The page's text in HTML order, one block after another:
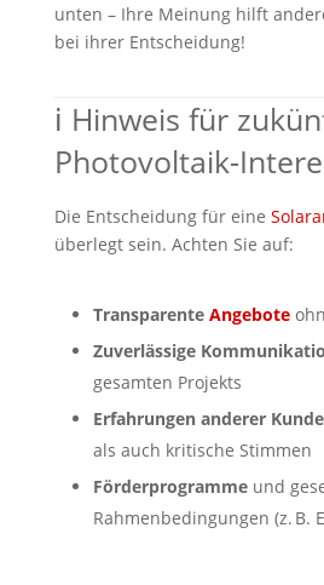
unten – Ihre Meinung hilft
bei ihrer Entscheidung!
ℹ️ Hinweis für
Photovoltaik-
Die Entscheidung für eine
überlegt sein. Achten Sie auf:
Transparente Angebote
Zuverlässige
gesamten Projekts
Erfahrungen anderer
als auch kritische Stimmen
Förderprogrammeund
Rahmenbedingungen (z. B.